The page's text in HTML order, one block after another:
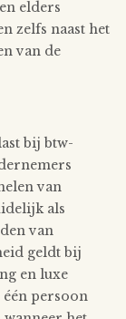
elders
zelfs naast het
van de
bij btw-
van
als
van
geldt bij
en luxe
persoon